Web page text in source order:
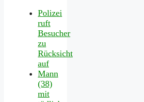
Polizei
ruft
Besucher
zu
Rücksicht
auf
Mann
(38)
mit